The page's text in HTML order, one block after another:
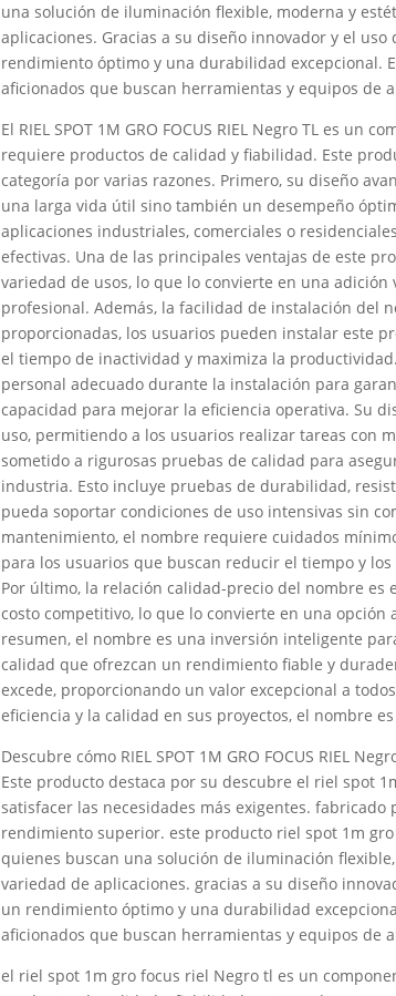
una solución de iluminación flexible, moderna y
aplicaciones. Gracias a su diseño innovador y el
rendimiento óptimo y una durabilidad excepcional.
aficionados que buscan herramientas y equipos de
El RIEL SPOT 1M GRO FOCUS RIEL Negro TL es
requiere productos de calidad y fiabilidad. Este
categoría por varias razones. Primero, su diseño
una larga vida útil sino también un desempeño
aplicaciones industriales, comerciales o
efectivas. Una de las principales ventajas de este
variedad de usos, lo que lo convierte en una
profesional. Además, la facilidad de instalación del
proporcionadas, los usuarios pueden instalar este
el tiempo de inactividad y maximiza la
personal adecuado durante la instalación para
capacidad para mejorar la eficiencia operativa. Su
uso, permitiendo a los usuarios realizar tareas con
sometido a rigurosas pruebas de calidad para
industria. Esto incluye pruebas de durabilidad,
pueda soportar condiciones de uso intensivas sin
mantenimiento, el nombre requiere cuidados
para los usuarios que buscan reducir el tiempo y
Por último, la relación calidad-precio del nombre
costo competitivo, lo que lo convierte en una
resumen, el nombre es una inversión inteligente
calidad que ofrezcan un rendimiento fiable y
excede, proporcionando un valor excepcional a
eficiencia y la calidad en sus proyectos, el nombre
Descubre cómo RIEL SPOT 1M GRO FOCUS RIEL
Este producto destaca por su descubre el riel spot
satisfacer las necesidades más exigentes.
rendimiento superior. este producto riel spot 1m
quienes buscan una solución de iluminación
variedad de aplicaciones. gracias a su diseño
un rendimiento óptimo y una durabilidad
aficionados que buscan herramientas y equipos de
el riel spot 1m gro focus riel Negro tl es un